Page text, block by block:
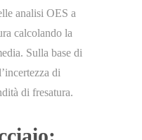
analisi OES a
calcolando la
Sulla base di
di
di fresatura.